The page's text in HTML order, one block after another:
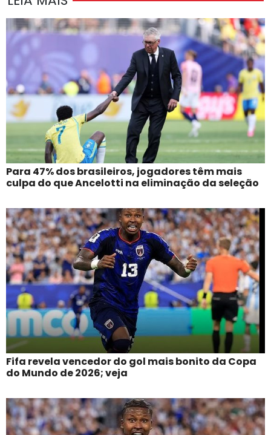
Para 47% dos brasileiros, jogadores têm mais
culpa do que Ancelotti na eliminação da seleção
Fifa revela vencedor do gol mais bonito da Copa
do Mundo de 2026; veja